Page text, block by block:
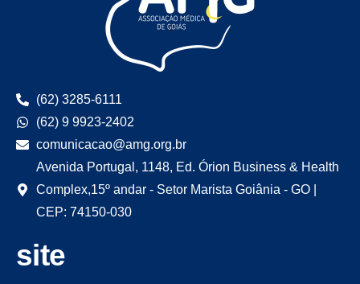
(62) 3285-6111
(62) 9 9923-2402
comunicacao@amg.org.br
Avenida Portugal, 1148, Ed. Órion Business & Health
Complex,15º andar - Setor Marista Goiânia - GO |
CEP: 74150-030
site